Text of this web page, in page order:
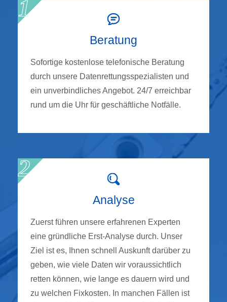
Beratung
Sofortige kostenlose telefonische Beratung
durch unsere Datenrettungsspezialisten und
ein unverbindliches Angebot. 24/7 erreichbar
rund um die Uhr für geschäftliche Notfälle.
Analyse
Zuerst führen unsere erfahrenen Experten
eine gründliche Erst-Analyse durch. Unser
Ziel ist es, Ihnen schnell Auskunft darüber zu
geben, wie viele Daten wir voraussichtlich
retten können, wie lange es dauern wird und
zu welchen Fixkosten. In manchen Fällen ist